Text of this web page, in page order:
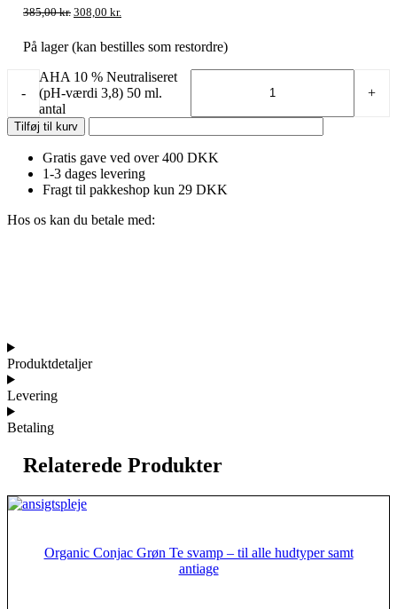
385,00kr. 308,00 kr.
På lager (kan bestilles som restordre)
-
AHA 10 % Neutraliseret
(pH-værdi 3,8) 50 ml.
antal
+
Tilføj til kurv
Gratis gave ved over 400 DKK
1-3 dages levering
Fragt til pakkeshop kun 29 DKK
Hos os kan du betale med:
Produktdetaljer
Levering
Betaling
Relaterede Produkter
Organic Conjac Grøn Te svamp – til alle hudtyper samt
antiage